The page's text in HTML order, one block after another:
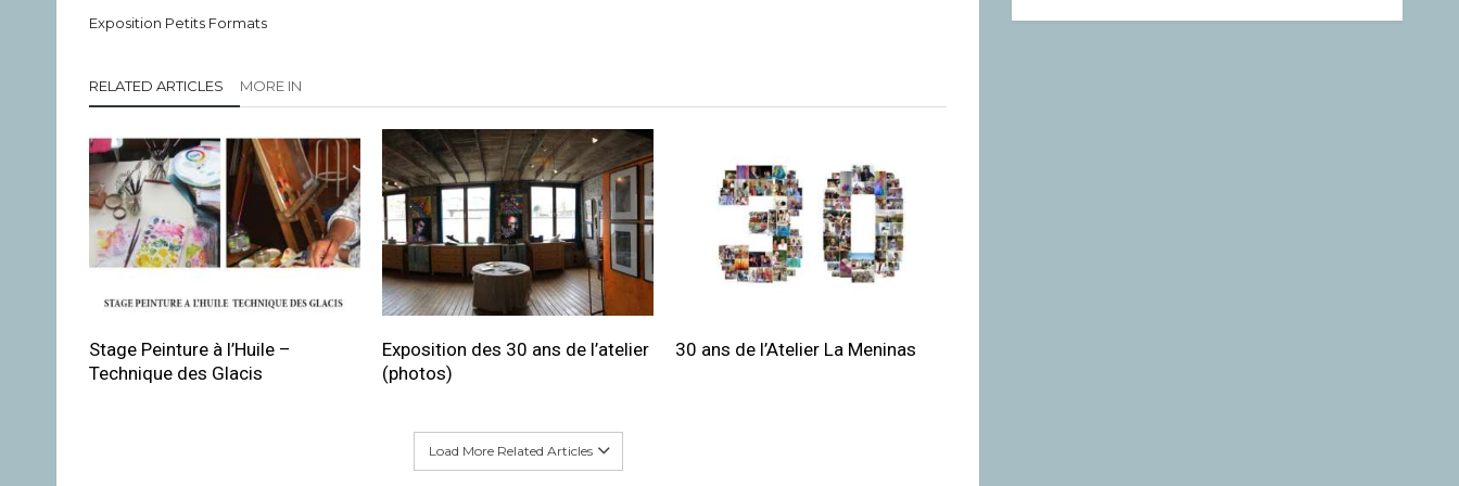
Exposition Petits Formats
RELATED ARTICLES MORE IN
Stage Peinture à l’Huile –
Technique des Glacis
Exposition des 30 ans de l’atelier
(photos)
30 ans de l’Atelier La Meninas
Load More Related Articles